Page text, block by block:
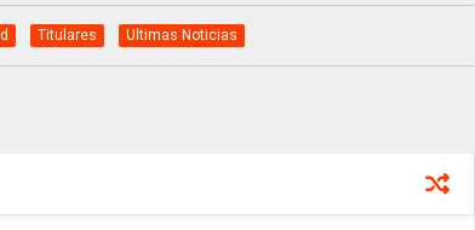
Titulares Ultimas Noticias